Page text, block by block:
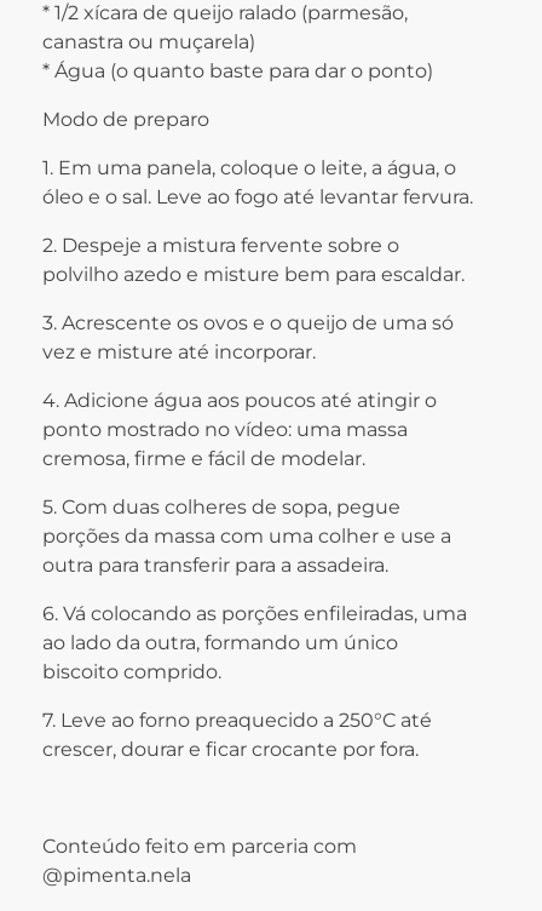
* 1/2 xícara de queijo ralado (parmesão,
canastra ou muçarela)
* Água (o quanto baste para dar o ponto)
Modo de preparo
1. Em uma panela, coloque o leite, a água, o
óleo e o sal. Leve ao fogo até levantar fervura.
2. Despeje a mistura fervente sobre o
polvilho azedo e misture bem para escaldar.
3. Acrescente os ovos e o queijo de uma só
vez e misture até incorporar.
4. Adicione água aos poucos até atingir o
ponto mostrado no vídeo: uma massa
cremosa, firme e fácil de modelar.
5. Com duas colheres de sopa, pegue
porções da massa com uma colher e use a
outra para transferir para a assadeira.
6. Vá colocando as porções enfileiradas, uma
ao lado da outra, formando um único
biscoito comprido.
7. Leve ao forno preaquecido a 250°C até
crescer, dourar e ficar crocante por fora.
Conteúdo feito em parceria com
@pimenta.nela